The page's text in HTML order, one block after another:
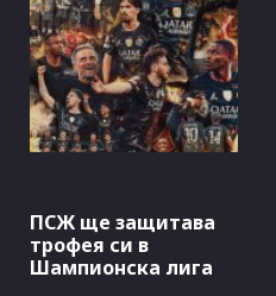
ПСЖ ще защитава
трофея си в
Шампионска лига